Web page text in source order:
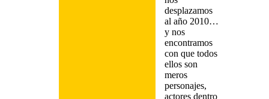
desplazamos
al año 2010…
y nos
encontramos
con que todos
ellos son
meros
personajes,
actores dentro